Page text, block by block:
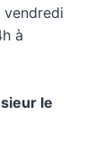
vendredi
à
le